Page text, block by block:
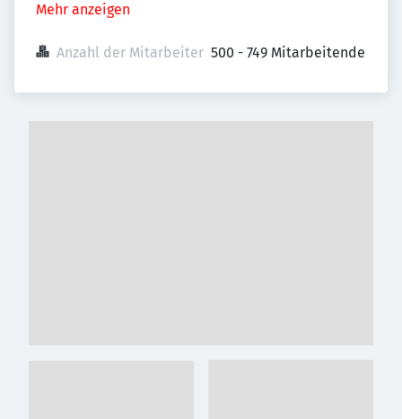
Mehr anzeigen
Anzahl der Mitarbeiter 500 - 749 Mitarbeitende